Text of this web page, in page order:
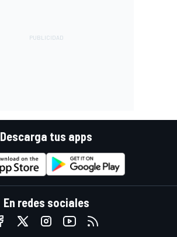
Descarga tus apps
En redes sociales